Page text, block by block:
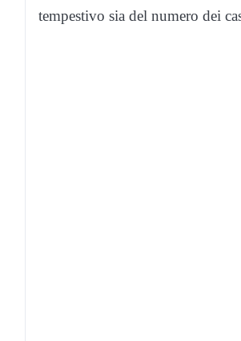
tempestivo sia del numero dei